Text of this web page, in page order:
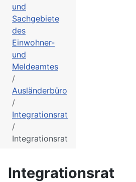
und
Sachgebiete
des
Einwohner-
und
Meldeamtes
Ausländerbüro
Integrationsrat
Integrationsrat
Integrationsrat